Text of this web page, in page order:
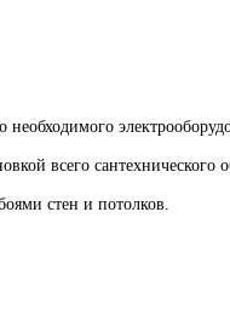
всего сантехнического
стен и потолков.